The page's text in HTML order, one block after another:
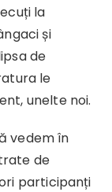
la
și
de
le
unelte noi.
vedem în
de
participanți